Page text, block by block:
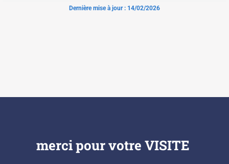
Dernière mise à jour : 14/02/2026
merci pour votre VISITE